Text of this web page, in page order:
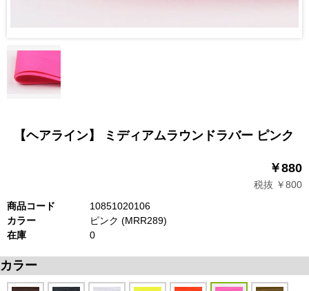
【ヘアライン】 ミディアムラウンドラバー ピンク
￥880
税抜 ￥800
商品コード
10851020106
カラー
ピンク (MRR289)
在庫
0
カラー